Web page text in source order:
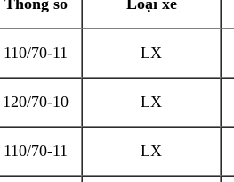
110/70-11 LX
120/70-10 LX
110/70-11 LX